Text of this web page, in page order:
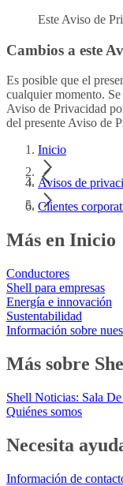
Este Aviso de
Cambios a este
Es posible que el
cualquier momento.
Aviso de Privacidad
del presente Aviso de
Inicio
Avisos de
Clientes
Más en Inicio
Conductores
Shell para empresas
Energía e innovación
Sustentabilidad
Información sobre
Más sobre
Shell Noticias: Sala De
Quiénes somos
Necesita
Información de